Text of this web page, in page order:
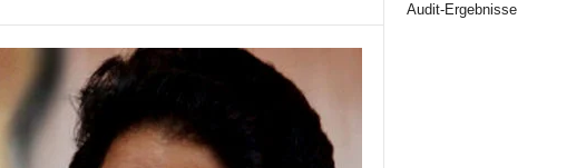
Audit-Ergebnisse